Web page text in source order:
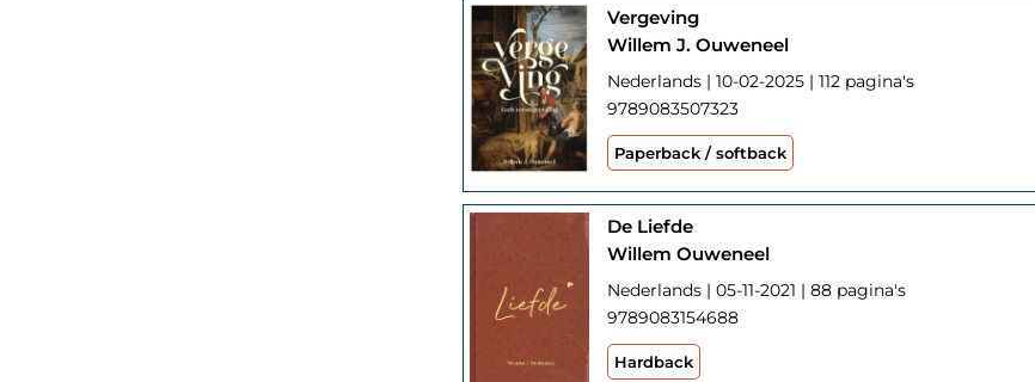
Vergeving
Willem J. Ouweneel
Nederlands | 10-02-2025 | 112 pagina's
9789083507323
Paperback / softback
De Liefde
Willem Ouweneel
Nederlands | 05-11-2021 | 88 pagina's
9789083154688
Hardback